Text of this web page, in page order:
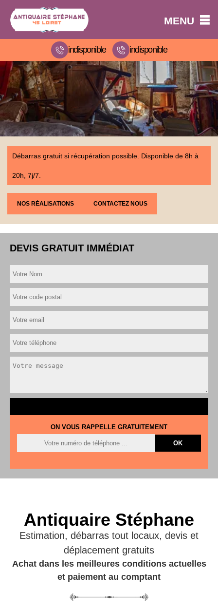
MENU
indisponible indisponible
Débarras gratuit si récupération possible. Disponible de 8h à
20h, 7j/7.
NOS RÉALISATIONS CONTACTEZ NOUS
DEVIS GRATUIT IMMÉDIAT
ON VOUS RAPPELLE GRATUITEMENT
Antiquaire Stéphane
Estimation, débarras tout locaux, devis et
déplacement gratuits
Achat dans les meilleures conditions actuelles
et paiement au comptant